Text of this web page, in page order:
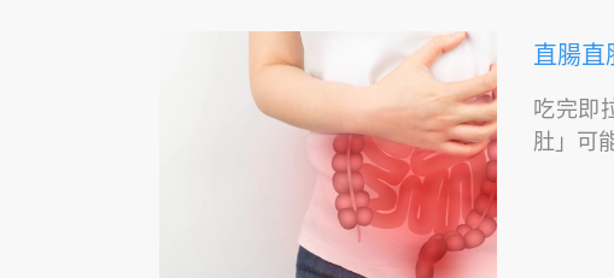
直腸直
吃完即
肚」可